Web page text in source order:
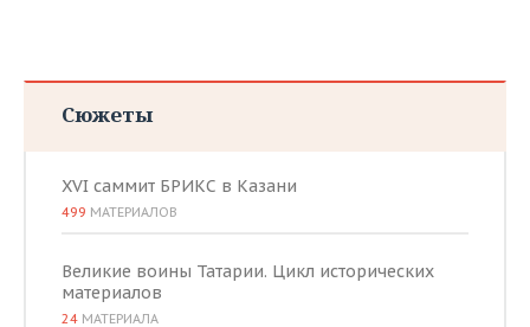
Сюжеты
XVI саммит БРИКС в Казани
499 МАТЕРИАЛОВ
Великие воины Татарии. Цикл исторических
материалов
24 МАТЕРИАЛА